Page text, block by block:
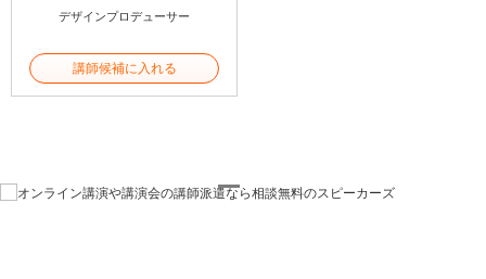
デザインプロデューサー
講師候補に入れる